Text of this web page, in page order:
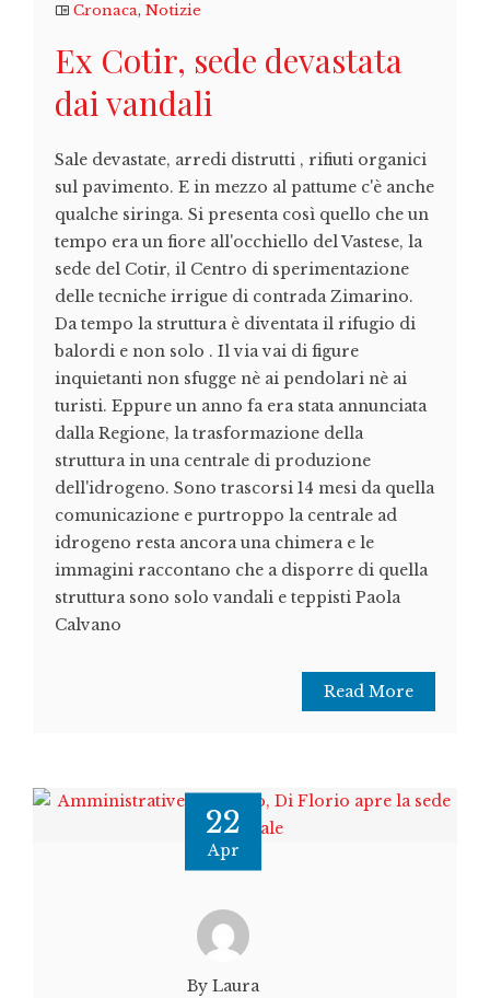
Cronaca, Notizie
Ex Cotir, sede devastata
dai vandali
Sale devastate, arredi distrutti , rifiuti organici
sul pavimento. E in mezzo al pattume c'è anche
qualche siringa. Si presenta così quello che un
tempo era un fiore all'occhiello del Vastese, la
sede del Cotir, il Centro di sperimentazione
delle tecniche irrigue di contrada Zimarino.
Da tempo la struttura è diventata il rifugio di
balordi e non solo . Il via vai di figure
inquietanti non sfugge nè ai pendolari nè ai
turisti. Eppure un anno fa era stata annunciata
dalla Regione, la trasformazione della
struttura in una centrale di produzione
dell'idrogeno. Sono trascorsi 14 mesi da quella
comunicazione e purtroppo la centrale ad
idrogeno resta ancora una chimera e le
immagini raccontano che a disporre di quella
struttura sono solo vandali e teppisti Paola
Calvano
Read More
22
Apr
By Laura